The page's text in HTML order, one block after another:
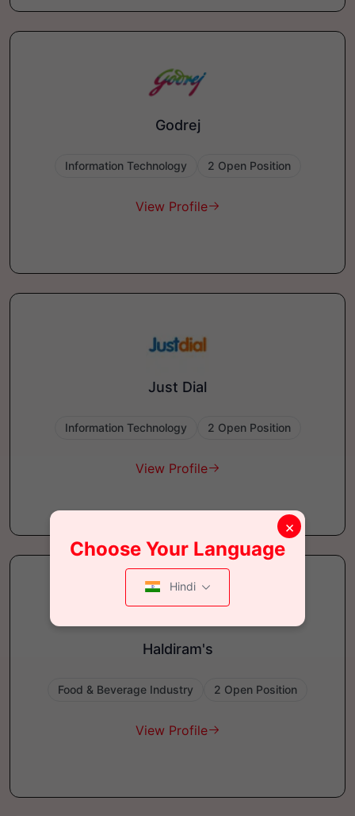
Godrej
Information Technology 2 Open Position
View Profile
Just Dial
Information Technology 2 Open Position
View Profile
Haldiram's
Food & Beverage Industry 2 Open Position
View Profile
×
Choose Your Language
Hindi